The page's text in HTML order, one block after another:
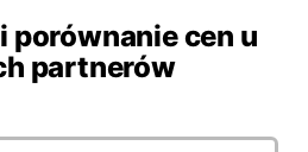
porównanie cen u
partnerów